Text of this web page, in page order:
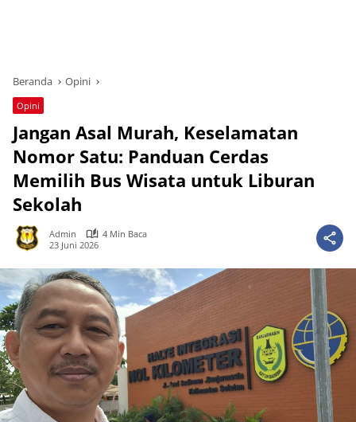
Beranda Opini
Opini
Jangan Asal Murah, Keselamatan
Nomor Satu: Panduan Cerdas
Memilih Bus Wisata untuk Liburan
Sekolah
Admin
4 Min Baca
23 Juni 2026